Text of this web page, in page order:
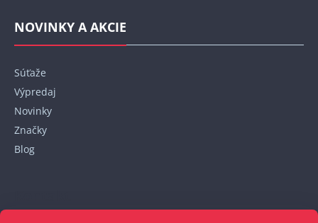
NOVINKY A AKCIE
Súťaže
Výpredaj
Novinky
Značky
Blog